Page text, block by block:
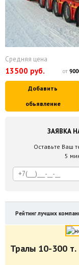
Средняя цена
13500 руб. от
Добавить
обьявление
ЗАЯВКА
Оставьте Ваш
5
Рейтинг лучших
Тралы 10-300 т.